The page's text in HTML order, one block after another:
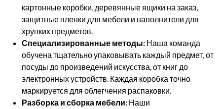
картонные коробки, деревянные ящики на заказ,
защитные пленки для мебели и наполнители для
хрупких предметов.
Специализированные методы: Наша команда
обучена тщательно упаковывать каждый предмет, от
посуды до произведений искусства, от книг до
электронных устройств. Каждая коробка точно
маркируется для облегчения распаковки.
Разборка и сборка мебели: Наши